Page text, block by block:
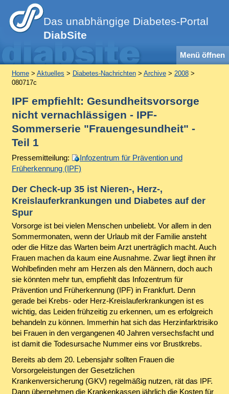
Das unabhängige Diabetes-Portal
DiabSite
Menü öffnen
Home> Aktuelles > Diabetes-Nachrichten> Archive> 2008>
080717c
IPF empfiehlt: Gesundheitsvorsorge
nicht vernachlässigen - IPF-
Sommerserie "Frauengesundheit" -
Teil 1
Pressemitteilung:
Infozentrum für Prävention und
Früherkennung (IPF)
Der Check-up 35 ist Nieren-, Herz-,
Kreislauferkrankungen und Diabetes auf der
Spur
Vorsorge ist bei vielen Menschen unbeliebt. Vor allem in den
Sommermonaten, wenn der Urlaub mit der Familie ansteht
oder die Hitze das Warten beim Arzt unerträglich macht. Auch
Frauen machen da kaum eine Ausnahme. Zwar liegt ihnen ihr
Wohlbefinden mehr am Herzen als den Männern, doch auch
sie könnten mehr tun, empfiehlt das Infozentrum für
Prävention und Früherkennung (IPF) in Frankfurt. Denn
gerade bei Krebs- oder Herz-Kreislauferkrankungen ist es
wichtig, das Leiden frühzeitig zu erkennen, um es erfolgreich
behandeln zu können. Immerhin hat sich das Herzinfarktrisiko
bei Frauen in den vergangenen 40 Jahren versechsfacht und
ist damit die Todesursache Nummer eins vor Brustkrebs.
Bereits ab dem 20. Lebensjahr sollten Frauen die
Vorsorgeleistungen der Gesetzlichen
Krankenversicherung (GKV) regelmäßig nutzen, rät das IPF.
Dann übernehmen die Krankenkassen jährlich die Kosten für